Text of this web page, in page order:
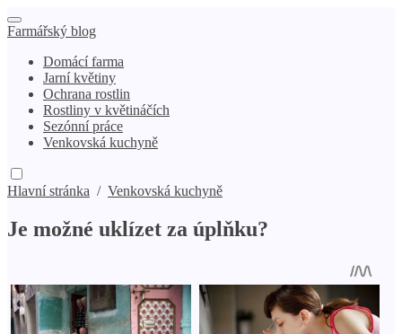
Farmářský blog
Domácí farma
Jarní květiny
Ochrana rostlin
Rostliny v květináčích
Sezónní práce
Venkovská kuchyně
Hlavní stránka / Venkovská kuchyně
Je možné uklízet za úplňku?